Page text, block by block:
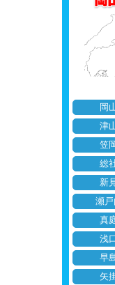
岡
津
笠
総
新
瀬
真
浅
早
矢